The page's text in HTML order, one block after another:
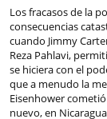
Los fracasos de la
consecuencias
cuando Jimmy
Reza Pahlavi,
se hiciera con el
que a menudo la
Eisenhower
nuevo, en